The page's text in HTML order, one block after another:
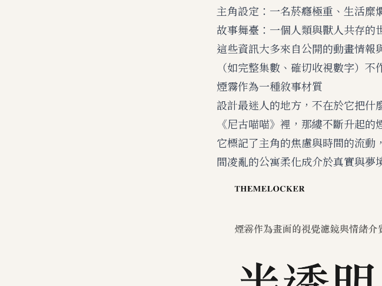
主角設定：一名菸癮極重、生活糜
故事舞臺：一個人類與獸人共存的
這些資訊大多來自公開的動畫情
（如完整集數、確切收視數字）
煙霧作為一種敘事材質
設計最迷人的地方，不在於它把什
《尼古喵喵》裡，那縷不斷升起
它標記了主角的焦慮與時間的流
間凌亂的公寓柔化成介於真實與夢